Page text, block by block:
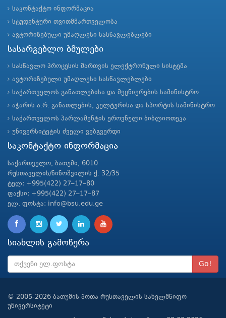
საკონტაქტო ინფორმაცია
სტუდენტური თვითმმართველობა
ავტორიზებული უმაღლესი სასწავლებლები
სასარგებლო ბმულები
სასწავლო პროცესის მართვის ელექტრონული სისტემა
ავტორიზებული უმაღლესი სასწავლებლები
საქართველოს განათლებისა და მეცნიერების სამინისტრო
აჭარის ა.რ. განათლების, კულტურისა და სპორტის სამინისტრო
საქართველოს პარლამენტის ეროვნული ბიბლიოთეკა
უნივერსიტეტის ძველი ვებგვერდი
საკონტაქტო ინფორმაცია
საქართველო, ბათუმი, 6010
რუსთაველის/ნინოშვილის ქ. 32/35
ტელ: +995(422) 27–17–80
ფაქსი: +995(422) 27–17–87
ელ. ფოსტა: info@bsu.edu.ge
სიახლის გამოწერა
Go!
© 2005-2026 ბათუმის შოთა რუსთაველის სახელმწიფო
უნივერსიტეტი